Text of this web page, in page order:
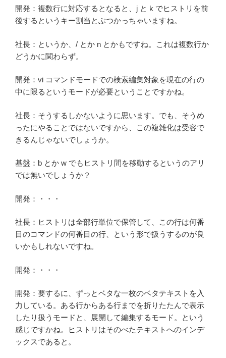
開発：複数行に対応するとなると、j と k でヒストリを前
後するというキー割当とぶつかっちゃいますね。
社長：というか、/ とか n とかもですね。これは複数行か
どうかに関わらず。
開発：vi コマンドモードでの検索編集対象を現在の行の
中に限るというモードが必要ということですかね。
社長：そうするしかないように思います。でも、そうめ
ったにやることではないですから、この複雑化は受容で
きるんじゃないでしょうか。
基盤：b とか w でもヒストリ間を移動するというのアリ
では無いでしょうか？
開発：・・・
社長：ヒストリは全部行単位で保管して、この行は何番
目のコマンドの何番目の行、という形で扱うするのが良
いかもしれないですね。
開発：・・・
開発：要するに、ずっとベタな一枚のベタテキストを入
力している。ある行からある行までを折りたたんで表示
したり扱うモードと、展開して編集するモード。という
感じですかね。ヒストリはそのべたテキストへのインデ
ックスであると。